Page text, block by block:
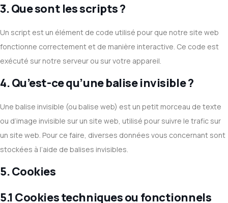
3. Que sont les scripts ?
Un script est un élément de code utilisé pour que notre site web
fonctionne correctement et de manière interactive. Ce code est
exécuté sur notre serveur ou sur votre appareil.
4. Qu’est-ce qu’une balise invisible ?
Une balise invisible (ou balise web) est un petit morceau de texte
ou d’image invisible sur un site web, utilisé pour suivre le trafic sur
un site web. Pour ce faire, diverses données vous concernant sont
stockées à l’aide de balises invisibles.
5. Cookies
5.1 Cookies techniques ou fonctionnels